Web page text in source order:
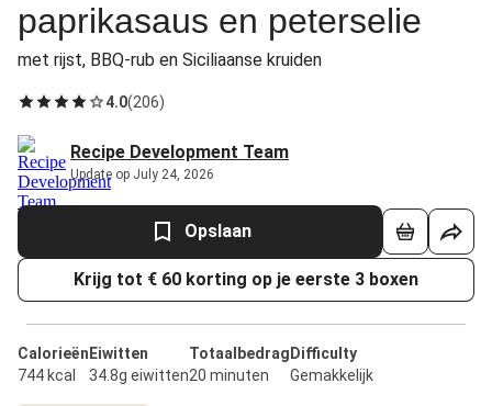
paprikasaus en peterselie
met rijst, BBQ-rub en Siciliaanse kruiden
4.0(206)
Recipe Development Team
Update op July 24, 2026
Opslaan
Krijg tot € 60 korting op je eerste 3 boxen
Calorieën
744 kcal
Eiwitten
34.8g eiwitten
Totaalbedrag
20 minuten
Difficulty
Gemakkelijk